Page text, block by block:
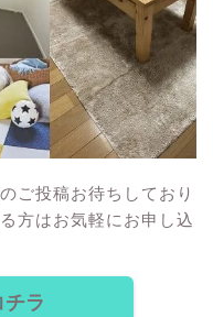
ご投稿お待ちしており
方はお気軽にお申し込
ラ